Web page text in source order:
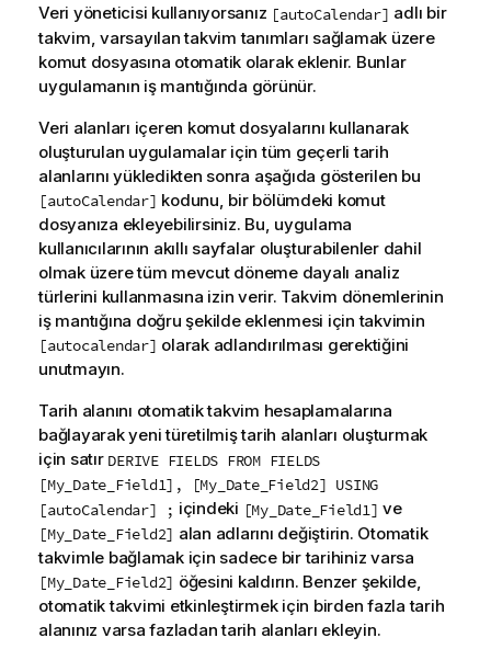
Veri yöneticisi kullanıyorsanız [autoCalendar] adlı bir
takvim, varsayılan takvim tanımları sağlamak üzere
komut dosyasına otomatik olarak eklenir. Bunlar
uygulamanın iş mantığında görünür.
Veri alanları içeren komut dosyalarını kullanarak
oluşturulan uygulamalar için tüm geçerli tarih
alanlarını yükledikten sonra aşağıda gösterilen bu
[autoCalendar] kodunu, bir bölümdeki komut
dosyanıza ekleyebilirsiniz. Bu, uygulama
kullanıcılarının akıllı sayfalar oluşturabilenler dahil
olmak üzere tüm mevcut döneme dayalı analiz
türlerini kullanmasına izin verir. Takvim dönemlerinin
iş mantığına doğru şekilde eklenmesi için takvimin
[autocalendar] olarak adlandırılması gerektiğini
unutmayın.
Tarih alanını otomatik takvim hesaplamalarına
bağlayarak yeni türetilmiş tarih alanları oluşturmak
için satır DERIVE FIELDS FROM FIELDS
[My_Date_Field1], [My_Date_Field2] USING
[autoCalendar] ; içindeki [My_Date_Field1] ve
[My_Date_Field2] alan adlarını değiştirin. Otomatik
takvimle bağlamak için sadece bir tarihiniz varsa
[My_Date_Field2] öğesini kaldırın. Benzer şekilde,
otomatik takvimi etkinleştirmek için birden fazla tarih
alanınız varsa fazladan tarih alanları ekleyin.